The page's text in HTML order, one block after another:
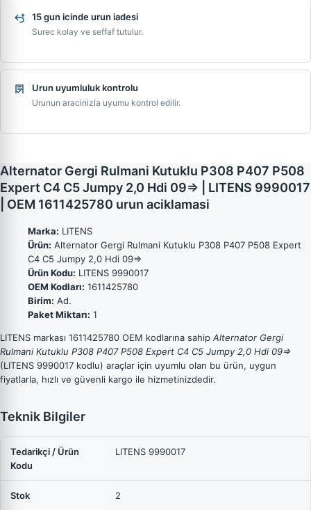
15 gun icinde urun iadesi
Surec kolay ve seffaf tutulur.
Urun uyumluluk kontrolu
Urunun aracinizla uyumu kontrol edilir.
Alternator Gergi Rulmani Kutuklu P308 P407 P508
Expert C4 C5 Jumpy 2,0 Hdi 09=> | LITENS 9990017
| OEM 1611425780 urun aciklamasi
Marka: LITENS
Ürün: Alternator Gergi Rulmani Kutuklu P308 P407 P508 Expert
C4 C5 Jumpy 2,0 Hdi 09=>
Ürün Kodu: LITENS 9990017
OEM Kodları: 1611425780
Birim: Ad.
Paket Miktarı: 1
LITENS markası 1611425780 OEM kodlarına sahip Alternator Gergi
Rulmani Kutuklu P308 P407 P508 Expert C4 C5 Jumpy 2,0 Hdi 09=>
(LITENS 9990017 kodlu) araçlar için uyumlu olan bu ürün, uygun
fiyatlarla, hızlı ve güvenli kargo ile hizmetinizdedir.
Teknik Bilgiler
Tedarikçi / Ürün
Kodu
LITENS 9990017
Stok 2